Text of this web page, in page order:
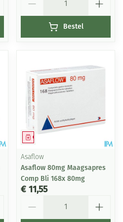
Bestel
Geneesmiddel
Asaflow
Asaflow 80mg Maagsapres
Comp Bli 168x 80mg
€ 11,55